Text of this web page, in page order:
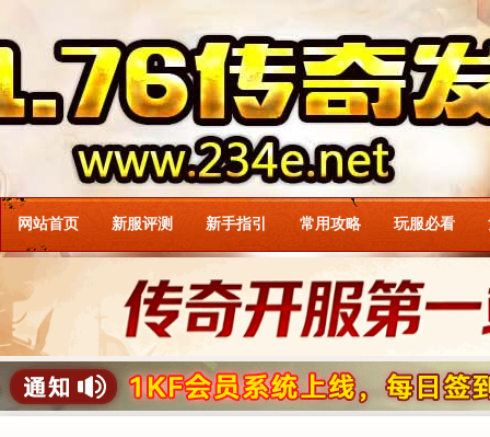
网站首页 新服评测 新手指引 常用攻略 玩服必看